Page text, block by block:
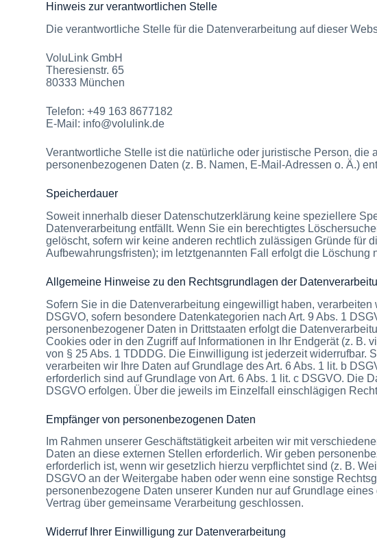
Hinweis zur verantwortlichen Stelle
Die verantwortliche Stelle für die Datenverarbeitung auf dieser
VoluLink GmbH
Theresienstr. 65
80333 München
Telefon: +49 163 8677182
E-Mail: info@volulink.de
Verantwortliche Stelle ist die natürliche oder juristische Person,
personenbezogenen Daten (z. B. Namen, E-Mail-Adressen o. Ä.)
Speicherdauer
Soweit innerhalb dieser Datenschutzerklärung keine speziellere
Datenverarbeitung entfällt. Wenn Sie ein berechtigtes
gelöscht, sofern wir keine anderen rechtlich zulässigen Gründe für
Aufbewahrungsfristen); im letztgenannten Fall erfolgt die Löschung
Allgemeine Hinweise zu den Rechtsgrundlagen der
Sofern Sie in die Datenverarbeitung eingewilligt haben,
DSGVO, sofern besondere Datenkategorien nach Art. 9 Abs. 1
personenbezogener Daten in Drittstaaten erfolgt die
Cookies oder in den Zugriff auf Informationen in Ihr Endgerät (z.
von § 25 Abs. 1 TDDDG. Die Einwilligung ist jederzeit widerrufbar.
verarbeiten wir Ihre Daten auf Grundlage des Art. 6 Abs. 1 lit. b
erforderlich sind auf Grundlage von Art. 6 Abs. 1 lit. c DSGVO. Die
DSGVO erfolgen. Über die jeweils im Einzelfall einschlägigen
Empfänger von personenbezogenen Daten
Im Rahmen unserer Geschäftstätigkeit arbeiten wir mit
Daten an diese externen Stellen erforderlich. Wir geben
erforderlich ist, wenn wir gesetzlich hierzu verpflichtet sind (z. B.
DSGVO an der Weitergabe haben oder wenn eine sonstige
personenbezogene Daten unserer Kunden nur auf Grundlage
Vertrag über gemeinsame Verarbeitung geschlossen.
Widerruf Ihrer Einwilligung zur Datenverarbeitung